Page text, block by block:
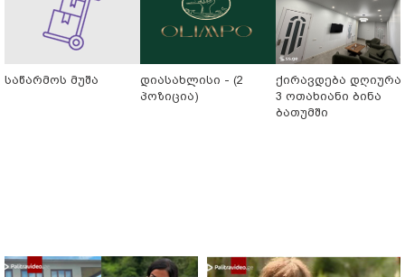
საწარმოს მუშა
დიასახლისი - (2
პოზიცია)
ქირავდება
3 ოთახიანი ბინა
ბათუმში